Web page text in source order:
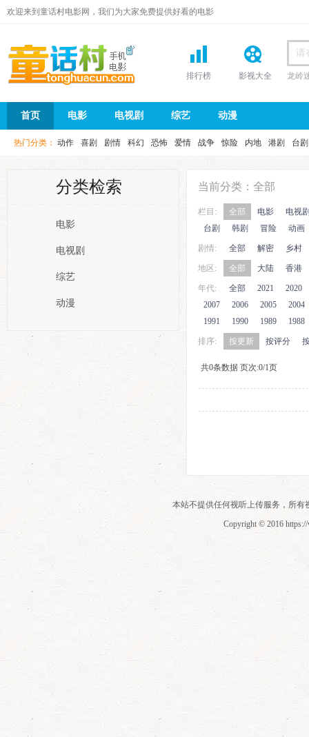
欢迎来到童话村电影网，我们为大家免费提供好看的电影
排行榜 影视大全 龙岭
首页 电影 电视剧 综艺 动漫
热门分类： 动作 喜剧 剧情 科幻 恐怖 爱情 战争 惊险 内地 港剧 台剧
分类检索
电影
电视剧
综艺
动漫
当前分类：全部
栏目: 全部 电影
电视
台剧
韩剧 冒险 动画
剧情: 全部 解密 乡村
地区: 全部 大陆 香港
年代: 全部 2021
2020
2007
2006 2005
2004
1991
1990 1989 1988
排序: 按更新 按评分
共0条数据 页次:0/1页
本站不提供任何视听上传服务，所
Copyright © 2016